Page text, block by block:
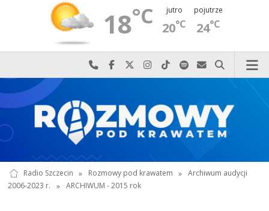
18°C jutro
20°C
pojutrze
24°C
Najlepiej po prostu do nas zadzwoń
Odwiedź nas na Facebook-u
Odwiedź nas na X
Odwiedź nas na Instagram-ie
Odwiedź nas na TikTok-u
Szukaj nas na Spotify
Wyślij do nas
Szukaj
Radio Szczecin » Rozmowy pod krawatem » Archiwum audycji
2006-2023 r.
» ARCHIWUM - 2015 rok